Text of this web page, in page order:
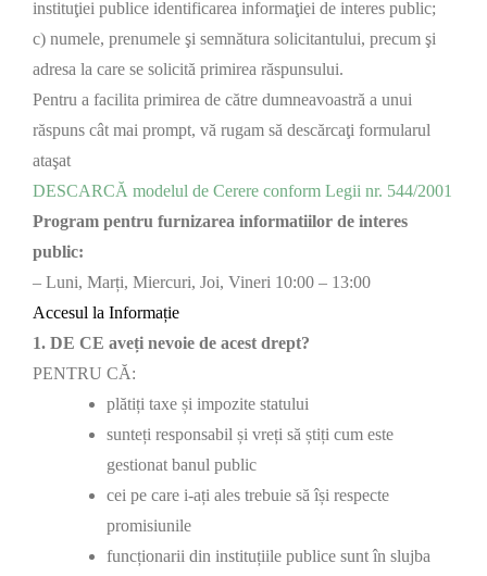
instituţiei publice identificarea informaţiei de interes public;
c) numele, prenumele şi semnătura solicitantului, precum şi
adresa la care se solicită primirea răspunsului.
Pentru a facilita primirea de către dumneavoastră a unui
răspuns cât mai prompt, vă rugam să descărcaţi formularul
ataşat
DESCARCĂ modelul de Cerere conform Legii nr. 544/2001
Program pentru furnizarea informatiilor de interes
public:
– Luni, Marți, Miercuri, Joi, Vineri 10:00 – 13:00
Accesul la Informație
1. DE CE aveți nevoie de acest drept?
PENTRU CĂ:
plătiți taxe și impozite statului
sunteți responsabil și vreți să știți cum este
gestionat banul public
cei pe care i-ați ales trebuie să își respecte
promisiunile
funcționarii din instituțiile publice sunt în slujba